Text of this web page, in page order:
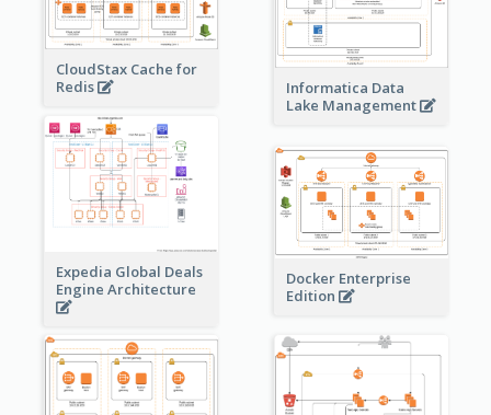
Informatica Data
Lake Management
CloudStax Cache for
Redis
Expedia Global Deals
Engine Architecture
Docker Enterprise
Edition